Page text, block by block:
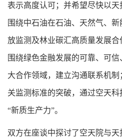
表示高度认可；并希望尽快以
围绕中石油在石油、天然气、
放监测及林业碳汇高质量发展合
围绕绿色金融发展的可靠、可
大合作领域，建立沟通联系机
关监测标准的突破，通过空天
“新质生产力”。
双方在座谈中探讨了空天院与